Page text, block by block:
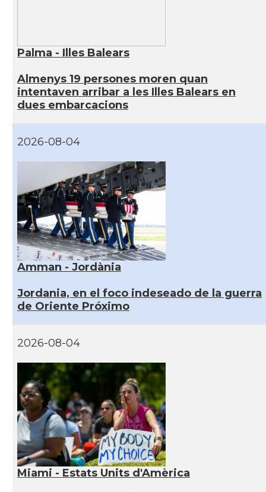
Palma - Illes Balears
Almenys 19 persones moren quan
intentaven arribar a les Illes Balears en
dues embarcacions
2026-08-04
Amman - Jordània
Jordania, en el foco indeseado de la guerra
de Oriente Próximo
2026-08-04
Miami - Estats Units d'Amèrica